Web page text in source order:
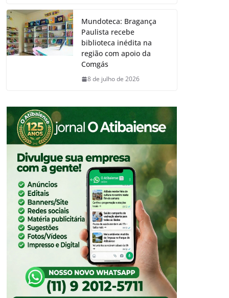
Mundoteca: Bragança
Paulista recebe
biblioteca inédita na
região com apoio da
Comgás
8 de julho de 2026